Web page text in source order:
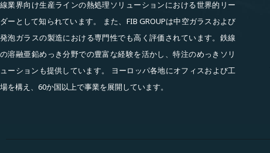
線業界向け生産ラインの熱処理ソリューションにおける世界的リー
ダーとして知られています。 また、FIB GROUPは中空ガラスおよび
発泡ガラスの製造における専門性でも高く評価されています。鉄線
の溶融亜鉛めっき分野での豊富な経験を活かし、特注のめっきソリ
ューションも提供しています。 ヨーロッパ各地にオフィスおよび工
場を構え、60か国以上で事業を展開しています。